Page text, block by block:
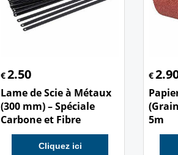
€2.50
Lame de Scie à Métaux
(300 mm) – Spéciale
Carbone et Fibre
Cliquez ici
€
5m